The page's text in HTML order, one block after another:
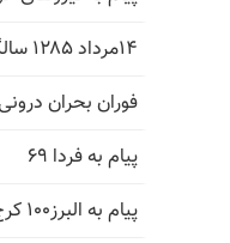
۱۴مرداد ۱۲۸۵ سالگرد انقلاب مشروطه
فوران بحران
پیام به فردا ۶۹
پیام به البرز۱۰۰ کرج